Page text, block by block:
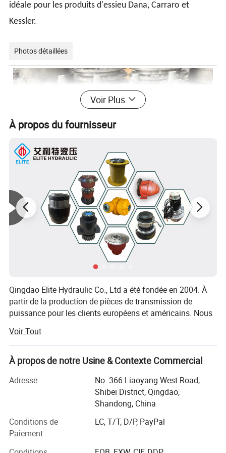
idéale pour les produits d'essieu Dana, Carraro et
Kessler.
Photos détaillées
Voir Plus
À propos du fournisseur
Qingdao Elite Hydraulic Co., Ltd a été fondée en 2004. À
partir de la production de pièces de transmission de
puissance pour les clients européens et américains. Nous
établi. Solution de produit pour les groupes propulseurs
modernes de conception mécanique, hydrostatique ou
électrique.
Nous fabriquons et fournissons des entraînements de
déplacement, des entraînements de rotation, des
entraînements de treuil, des entraînements de fraise, des
entraînements de mélangeur à double arbre,
entraînements de pompe, frein à disques multiples, essieu,
boîte de vitesses à axe de machine-outils et systèmes de
Voir Tout
À propos de notre Usine & Contexte Commercial
Adresse
No. 366 Liaoyang West Road,
Shibei District, Qingdao,
Shandong, China
Conditions de
Paiement
LC, T/T, D/P, PayPal